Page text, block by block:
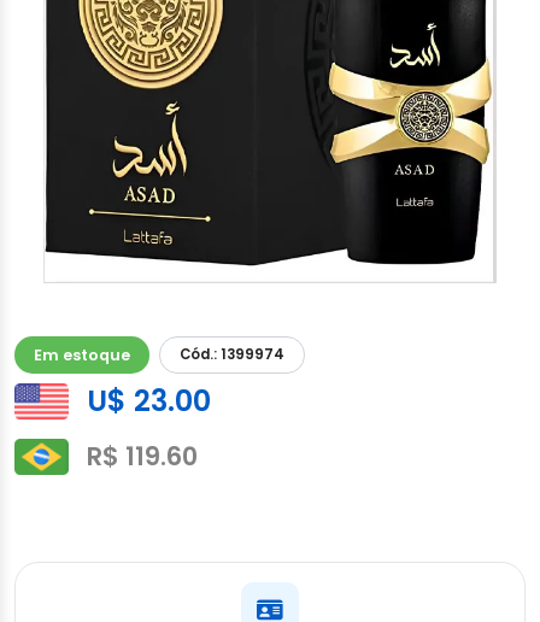
Em estoque Cód.: 1399974
U$ 23.00
R$ 119.60